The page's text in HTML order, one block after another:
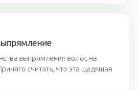
выпрямления волос на
считать, что эта щадящая